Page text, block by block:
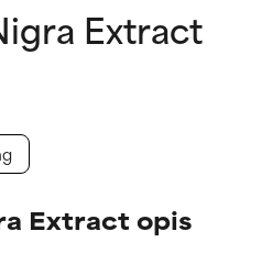
Extract
Extract opis